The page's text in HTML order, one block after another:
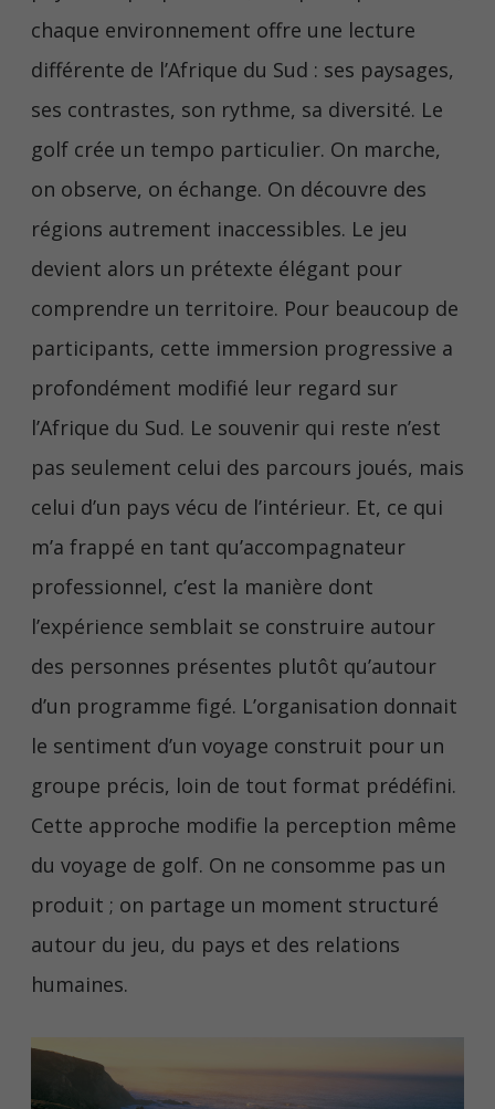
chaque environnement offre une lecture
différente de l’Afrique du Sud : ses paysages,
ses contrastes, son rythme, sa diversité. Le
golf crée un tempo particulier. On marche,
on observe, on échange. On découvre des
régions autrement inaccessibles. Le jeu
devient alors un prétexte élégant pour
comprendre un territoire. Pour beaucoup de
participants, cette immersion progressive a
profondément modifié leur regard sur
l’Afrique du Sud. Le souvenir qui reste n’est
pas seulement celui des parcours joués, mais
celui d’un pays vécu de l’intérieur. Et, ce qui
m’a frappé en tant qu’accompagnateur
professionnel, c’est la manière dont
l’expérience semblait se construire autour
des personnes présentes plutôt qu’autour
d’un programme figé. L’organisation donnait
le sentiment d’un voyage construit pour un
groupe précis, loin de tout format prédéfini.
Cette approche modifie la perception même
du voyage de golf. On ne consomme pas un
produit ; on partage un moment structuré
autour du jeu, du pays et des relations
humaines.